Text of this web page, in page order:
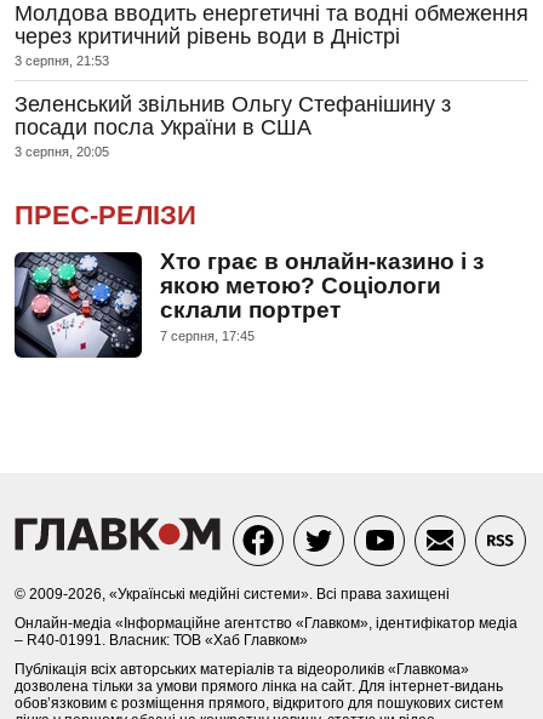
Молдова вводить енергетичні та водні обмеження
через критичний рівень води в Дністрі
3 серпня, 21:53
Зеленський звільнив Ольгу Стефанішину з
посади посла України в США
3 серпня, 20:05
ПРЕС-РЕЛІЗИ
Хто грає в онлайн-казино і з
якою метою? Соціологи
склали портрет
7 серпня, 17:45
© 2009-2026, «Українські медійні системи». Всі права захищені
Онлайн-медіа «Інформаційне агентство «Главком», ідентифікатор медіа
– R40-01991. Власник: ТОВ «Хаб Главком»
Публікація всіх авторських матеріалів та відеороликів «Главкома»
дозволена тільки за умови прямого лінка на сайт. Для інтернет-видань
обов’язковим є розміщення прямого, відкритого для пошукових систем